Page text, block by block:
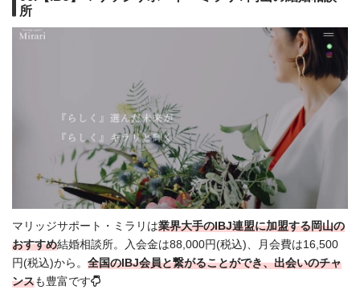
所
マリッジサポート・ミラリは業界大手のIBJ連盟に加盟する岡山の
おすすめ結婚相談所。入会金は88,000円(税込)、月会費は16,500
円(税込)から。 全国のIBJ会員と繋がることができ、出会いのチャ
ンスも豊富です